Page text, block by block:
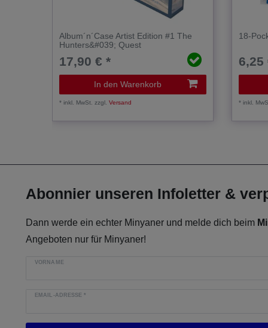
Album´n´Case Artist Edition #1 The
Hunters&#039; Quest
17,90 € *
In den Warenkorb
*inkl. MwSt. zzgl.Versand
18-
6,25
*inkl.
Abonnier unseren Infoletter &
Dann werde ein echter Minyaner und melde dich beim
Angeboten nur für Minyaner!
VORNAME
EMAIL-ADRESSE*